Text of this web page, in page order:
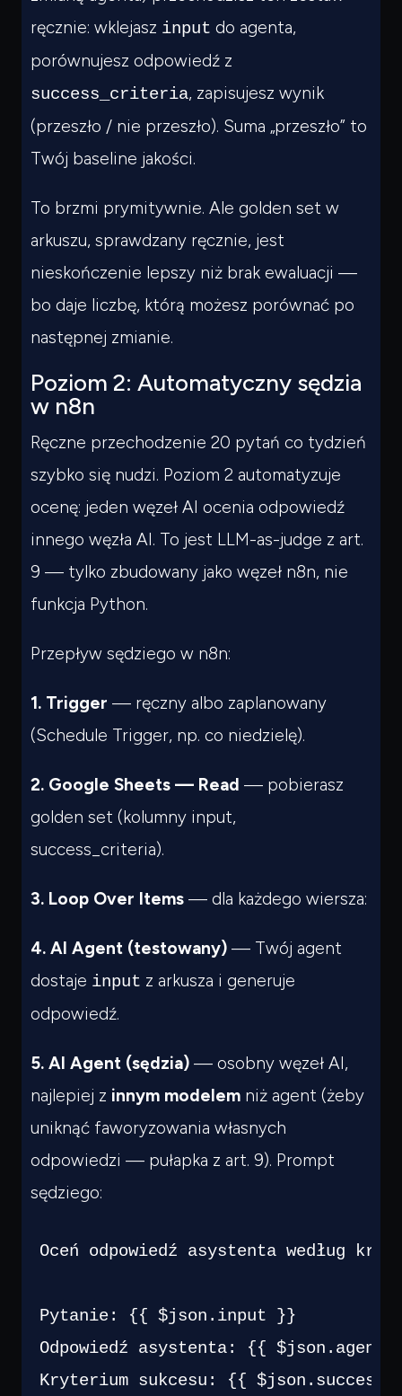
ręcznie: wklejasz input do agenta,
porównujesz odpowiedź z
success_criteria, zapisujesz wynik
(przeszło / nie przeszło). Suma „przeszło” to
Twój baseline jakości.
To brzmi prymitywnie. Ale golden set w
arkuszu, sprawdzany ręcznie, jest
nieskończenie lepszy niż brak ewaluacji —
bo daje liczbę, którą możesz porównać po
następnej zmianie.
Poziom 2: Automatyczny sędzia
w n8n
Ręczne przechodzenie 20 pytań co tydzień
szybko się nudzi. Poziom 2 automatyzuje
ocenę: jeden węzeł AI ocenia odpowiedź
innego węzła AI. To jest LLM-as-judge z art.
9 — tylko zbudowany jako węzeł n8n, nie
funkcja Python.
Przepływ sędziego w n8n:
1. Trigger — ręczny albo zaplanowany
(Schedule Trigger, np. co niedzielę).
2. Google Sheets — Read — pobierasz
golden set (kolumny input,
success_criteria).
3. Loop Over Items — dla każdego wiersza:
4. AI Agent (testowany) — Twój agent
dostaje input z arkusza i generuje
odpowiedź.
5. AI Agent (sędzia) — osobny węzeł AI,
najlepiej z innym modelem niż agent (żeby
uniknąć faworyzowania własnych
odpowiedzi — pułapka z art. 9). Prompt
sędziego:
Oceń odpowiedź asystenta według
Pytanie: {{ $json.input }}
Odpowiedź asystenta: {{
Kryterium sukcesu: {{
Czego
Powiedz czym się zajmujesz — pokażę co warto